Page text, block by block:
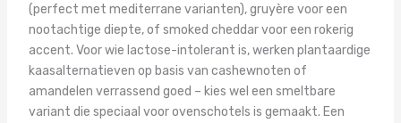
(perfect met mediterrane varianten), gruyère voor een
nootachtige diepte, of smoked cheddar voor een rokerig
accent. Voor wie lactose-intolerant is, werken plantaardige
kaasalternatieven op basis van cashewnoten of
amandelen verrassend goed – kies wel een smeltbare
variant die speciaal voor ovenschotels is gemaakt. Een